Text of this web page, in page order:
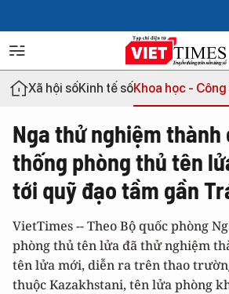
Xã hội sốKinh tế sốKhoa học -
Nga thử nghiệm thành
thống phòng thủ tên
tới quỹ đạo tầm gần
VietTimes -- Theo Bộ quốc phòng
phòng thủ tên lửa đã thử nghiệm
tên lửa mới, diễn ra trên thao
thuộc Kazakhstani, tên lửa phòng